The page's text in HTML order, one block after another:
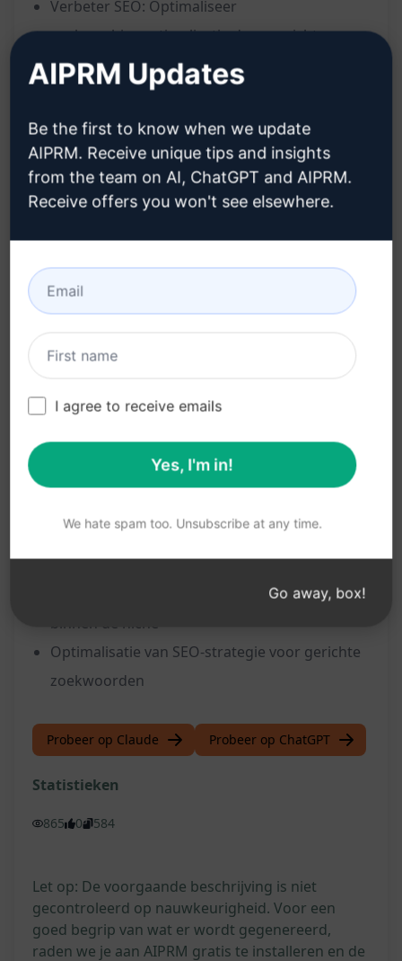
Verbeter SEO: Optimaliseer
zoekmachineoptimalisatie door gerichte
contentplanning
Focus op doelgroep: Creëer content die
aansluit bij de interesses van de doelgroep
Stimuleer betrokkenheid: Vergroot de
betrokkenheid van lezers door relevante en
consistente publicaties
Verhoog autoriteit: Bouw autoriteit op binnen
de niche door consistente publicatie en
relevante inhoud
contentstrategie door een duidelijke
Voordelen:
Verbeterde contentplanning en organisatie
Verhoogde online zichtbaarheid en
Betere betrokkenheid en interactie met het
publiek
Opbouw van geloofwaardigheid en autoriteit
binnen de niche
Optimalisatie van SEO-strategie voor gerichte
zoekwoorden
Probeer op Claude Probeer op ChatGPT
Statistieken
865 0 584
Let op: De voorgaande beschrijving is niet
gecontroleerd op nauwkeurigheid. Voor een
goed begrip van wat er wordt gegenereerd,
raden we je aan AIPRM gratis te installeren en de
AIPRM Updates
Be the first to know when we update
AIPRM. Receive unique tips and insights
from the team on AI, ChatGPT and AIPRM.
Receive offers you won't see elsewhere.
I agree to receive emails
Yes, I'm in!
We hate spam too. Unsubscribe at any time.
Go away, box!